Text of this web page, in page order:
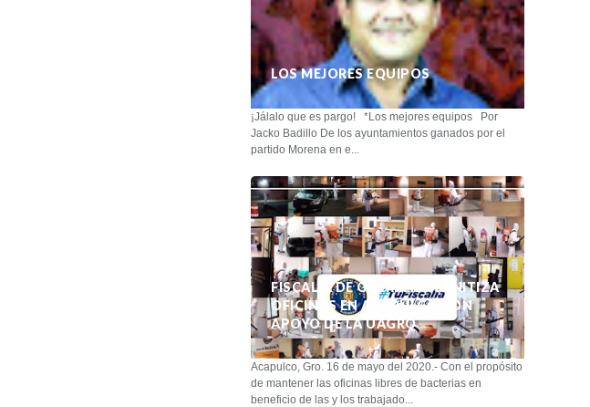
LOS MEJORES EQUIPOS
¡Jálalo que es pargo! *Los mejores equipos Por
Jacko Badillo De los ayuntamientos ganados por el
partido Morena en e...
FISCALÍA DE GUERRERO SANITIZA
OFICINAS EN ACAPULCO CON
APOYO DE LA UAGRO
Acapulco, Gro. 16 de mayo del 2020.- Con el propósito
de mantener las oficinas libres de bacterias en
beneficio de las y los trabajado...